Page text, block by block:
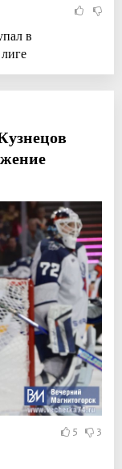
в
5 3